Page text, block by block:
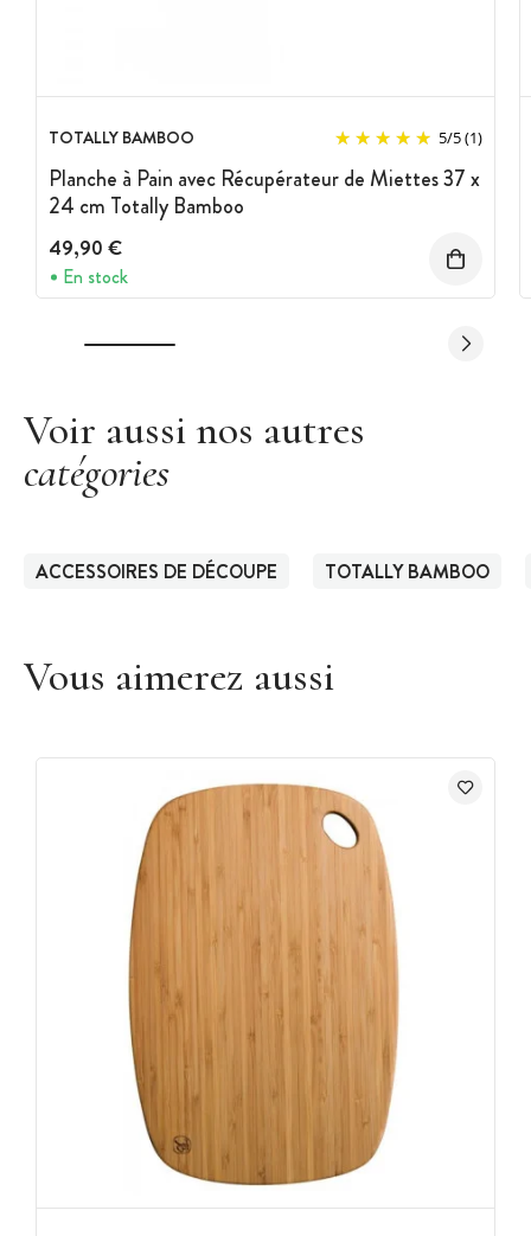
TOTALLY BAMBOO 5/5(1)
Planche à Pain avec Récupérateur de Miettes 37 x
24 cm Totally Bamboo
49,90 €
En stock
Voir aussi nos autres
catégories
ACCESSOIRES DE DÉCOUPE TOTALLY BAMBOO
Vous aimerez aussi